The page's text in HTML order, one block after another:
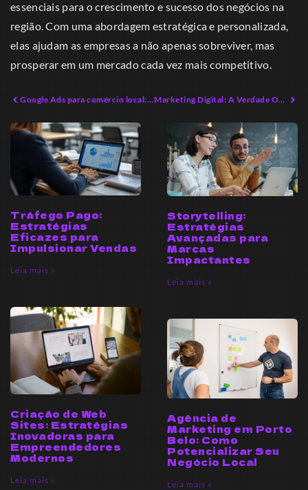
essenciais para o crescimento e sucesso dos negócios na
região. Com uma abordagem estratégica e personalizada,
elas ajudam as empresas a não apenas sobreviver, mas
prosperar em um mercado cada vez mais competitivo.
Google Ads para comércio local: O Caminho Radical que Ninguém Está Seguindo Marketing Digital: A Verdade Oculta que Ninguém Vê
Tráfego Pago:
Estratégias
Eficazes para
Impulsionar Vendas
Leia mais »
Storytelling:
Estratégias
Avançadas para
Marcas
Impactantes
Leia mais »
Criação de Web
Sites: Estratégias
Inovadoras para
Empreendedores
Modernos
Leia mais »
Agência de
Marketing em Porto
Belo: Como
Potencializar Seu
Negócio Local
Leia mais »